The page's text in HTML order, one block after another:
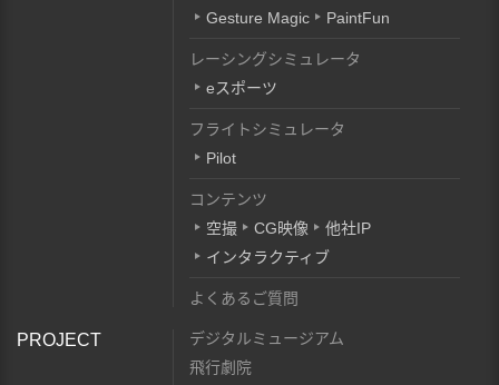
Gesture Magic
PaintFun
レーシングシミュレータ
eスポーツ
フライトシミュレータ
Pilot
コンテンツ
空撮
CG映像
他社IP
インタラクティブ
よくあるご質問
PROJECT
デジタルミュージアム
飛行劇院